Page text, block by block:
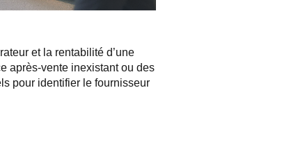
et la rentabilité d’une
après-vente inexistant ou des
pour identifier le fournisseur